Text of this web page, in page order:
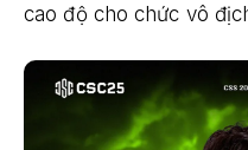
cao độ cho chức vô